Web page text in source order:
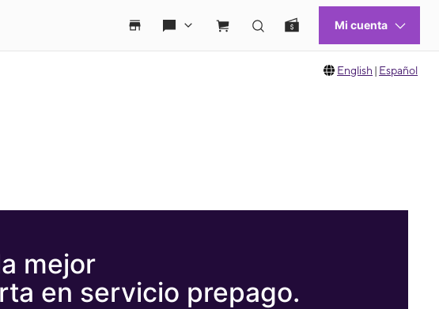
English | Español
mejor
en servicio prepago.